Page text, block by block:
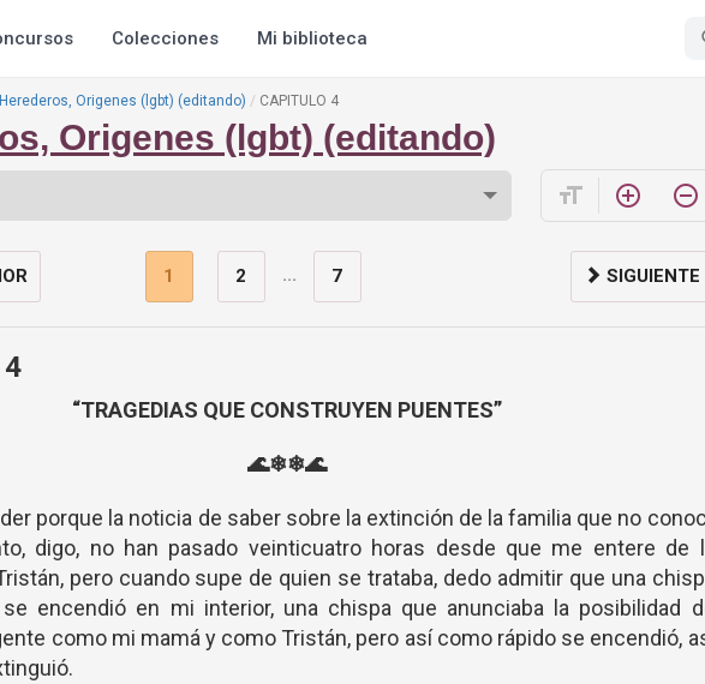
Colecciones Mi biblioteca
Herederos, Origenes (lgbt) (editando) CAPITULO 4
Origenes (lgbt) (editando)
format_size add_circle_outline remove_circle_outline
1 2 ... 7 SIGUIENTE
4
“TRAGEDIAS QUE CONSTRUYEN PUENTES”
🌊❄❄🌊
porque la noticia de saber sobre la extinción de la familia que no
digo, no han pasado veinticuatro horas desde que me entere de
pero cuando supe de quien se trataba, dedo admitir que una
encendió en mi interior, una chispa que anunciaba la posibilidad
como mi mamá y como Tristán, pero así como rápido se encendió,